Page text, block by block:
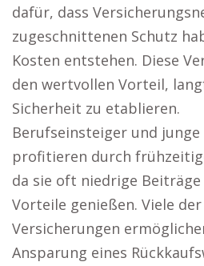
dafür, dass
zugeschnittenen Schutz
Kosten entstehen. Diese
den wertvollen Vorteil,
Sicherheit zu etablieren.
Berufseinsteiger und junge
profitieren durch
da sie oft niedrige
Vorteile genießen. Viele
Versicherungen
Ansparung eines